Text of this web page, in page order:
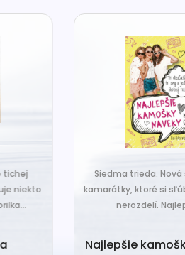
Siedma trieda. Nová škola. A tri
kamarátky, ktoré si sľúbili, že nič ich
nerozdelí. Najlepšie...
Najlepšie kamošky naveky